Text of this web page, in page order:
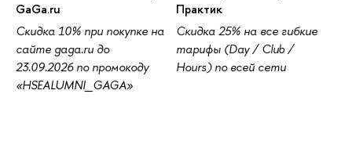
GaGa.ru
Скидка 10% при покупке на
сайте gaga.ru до
23.09.2026 по промокоду
«HSEALUMNI_GAGA»
Практик
Скидка 25% на все гибкие
тарифы (Day / Club /
Hours) по всей сети